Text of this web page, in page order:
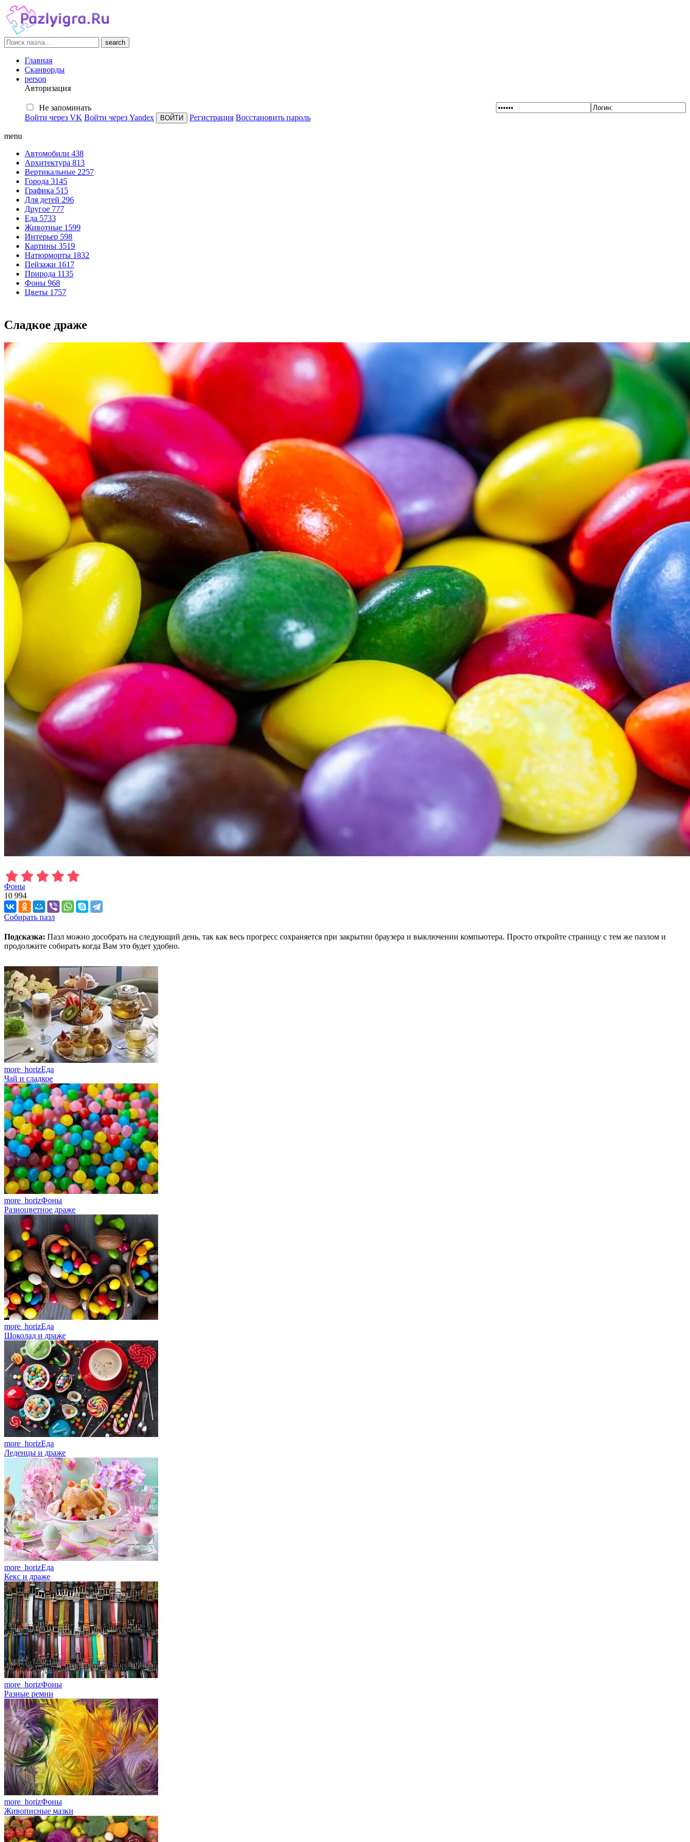
search
Главная
Сканворды
person
Авторизация
Не запоминать
Войти через VK Войти через Yandex Регистрация Восстановить пароль
menu
Автомобили 438
Архитектура 813
Вертикальные 2257
Города 3145
Графика 515
Для детей 296
Другое 777
Еда 5733
Животные 1599
Интерьер 598
Картины 3519
Натюрморты 1832
Пейзажи 1617
Природа 1135
Фоны 968
Цветы 1757
Сладкое драже
Фоны
10 994
Собирать пазл
Подсказка: Пазл можно дособрать на следующий день, так как весь прогресс сохраняется при закрытии браузера и выключении компьютера. Просто откройте страницу с тем же пазлом и
продолжите собирать когда Вам это будет удобно.
more_horizЕда
Чай и сладкое
more_horizФоны
Разноцветное драже
more_horizЕда
Шоколад и драже
more_horizЕда
Леденцы и драже
more_horizЕда
Кекс и драже
more_horizФоны
Разные ремни
more_horizФоны
Живописные мазки